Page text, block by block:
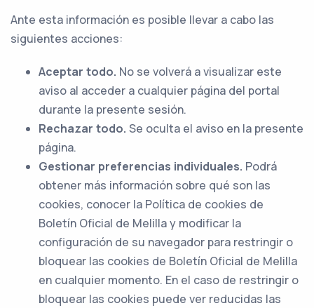
Ante esta información es posible llevar a cabo las
siguientes acciones:
Aceptar todo. No se volverá a visualizar este
aviso al acceder a cualquier página del portal
durante la presente sesión.
Rechazar todo. Se oculta el aviso en la presente
página.
Gestionar preferencias individuales. Podrá
obtener más información sobre qué son las
cookies, conocer la Política de cookies de
Boletín Oficial de Melilla y modificar la
configuración de su navegador para restringir o
bloquear las cookies de Boletín Oficial de Melilla
en cualquier momento. En el caso de restringir o
bloquear las cookies puede ver reducidas las